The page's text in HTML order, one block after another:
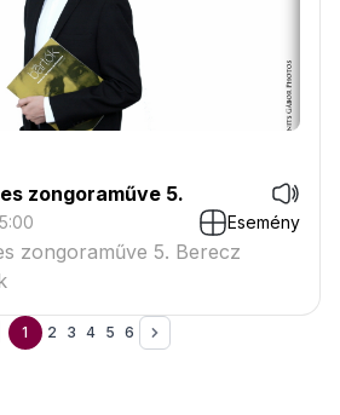
zongoraműve 5.
Esemény
zongoraműve 5. Berecz
1 2 3 4 5 6